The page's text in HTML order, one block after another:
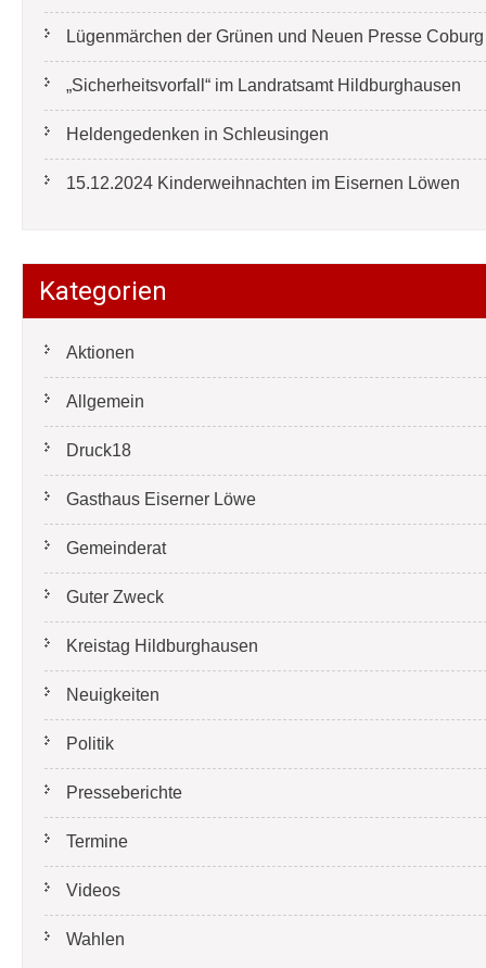
Lügenmärchen der Grünen und Neuen Presse
„Sicherheitsvorfall“ im Landratsamt Hildburghausen
Heldengedenken in Schleusingen
15.12.2024 Kinderweihnachten im Eisernen Löwen
Kategorien
Aktionen
Allgemein
Druck18
Gasthaus Eiserner Löwe
Gemeinderat
Guter Zweck
Kreistag Hildburghausen
Neuigkeiten
Politik
Presseberichte
Termine
Videos
Wahlen